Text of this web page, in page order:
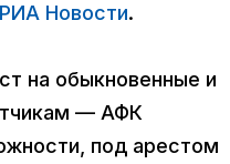
РИА Новости.
на обыкновенные и
— АФК
под арестом